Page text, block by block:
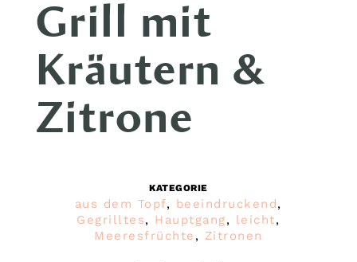
Grill mit
Kräutern &
Zitrone
KATEGORIE
aus dem Topf, beeindruckend,
Gegrilltes, Hauptgang, leicht,
Meeresfrüchte , Zitronen